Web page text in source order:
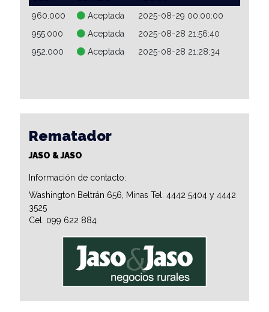
960.000
Aceptada
2025-08-29 00:00:00
955.000
Aceptada
2025-08-28 21:56:40
952.000
Aceptada 2025-08-28 21:28:34
Rematador
JASO & JASO
Información de contacto:
Washington Beltrán 656, Minas Tel. 4442 5404 y 4442
3525
Cel. 099 622 884